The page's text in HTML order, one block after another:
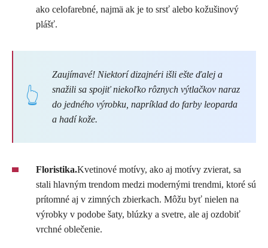
ako celofarebné, najmä ak je to srsť alebo kožušinový
plášť.
Zaujímavé! Niektorí dizajnéri išli ešte ďalej a
snažili sa spojiť niekoľko rôznych výtlačkov naraz
do jedného výrobku, napríklad do farby leoparda
a hadí kože.
Floristika.Kvetinové motívy, ako aj motívy zvierat, sa
stali hlavným trendom medzi modernými trendmi, ktoré sú
prítomné aj v zimných zbierkach. Môžu byť nielen na
výrobky v podobe šaty, blúzky a svetre, ale aj ozdobiť
vrchné oblečenie.